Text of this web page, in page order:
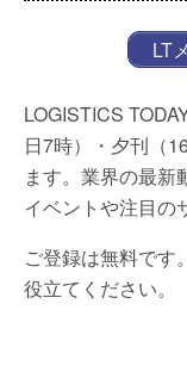
LT
LOGISTICS
日7時）・夕刊（
ます。業界の最新
イベントや注目の
ご登録は無料です
役立てください。